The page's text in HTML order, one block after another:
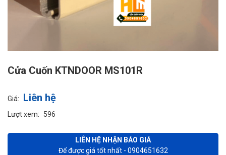
Cửa Cuốn KTNDOOR MS101R
Giá: Liên hệ
Lượt xem: 596
LIÊN HỆ NHẬN BÁO GIÁ
Để được giá tốt nhất - 0904651632